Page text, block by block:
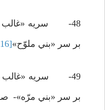
48- سريه «غالب
بر سر «بني ملوّح»[16]
49- سريه «غالب
بر سر «بني مرّه»-